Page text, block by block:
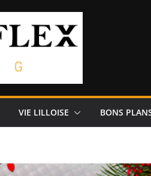
VIE LILLOISE BONS